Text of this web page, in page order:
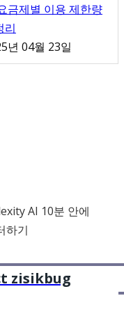
금제별 이용 제한량
리
년 04월 23일
AI 10분 안에
하기
zisikbug